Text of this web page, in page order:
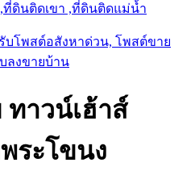
ดินติดเขา ,ที่ดินติดแม่น้ำ
บโพสต์อสังหาด่วน, โพสต์ขาย
ลงขายบ้าน
ทาวน์เฮ้าส์
ระโขนง